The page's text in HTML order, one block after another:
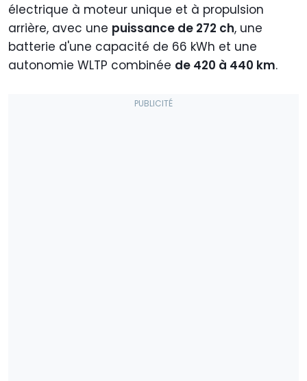
électrique à moteur unique et à propulsion
arrière, avec une puissance de 272 ch, une
batterie d'une capacité de 66 kWh et une
autonomie WLTP combinée de 420 à 440 km.